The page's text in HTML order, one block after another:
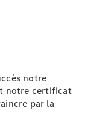
notre
notre certificat
par la